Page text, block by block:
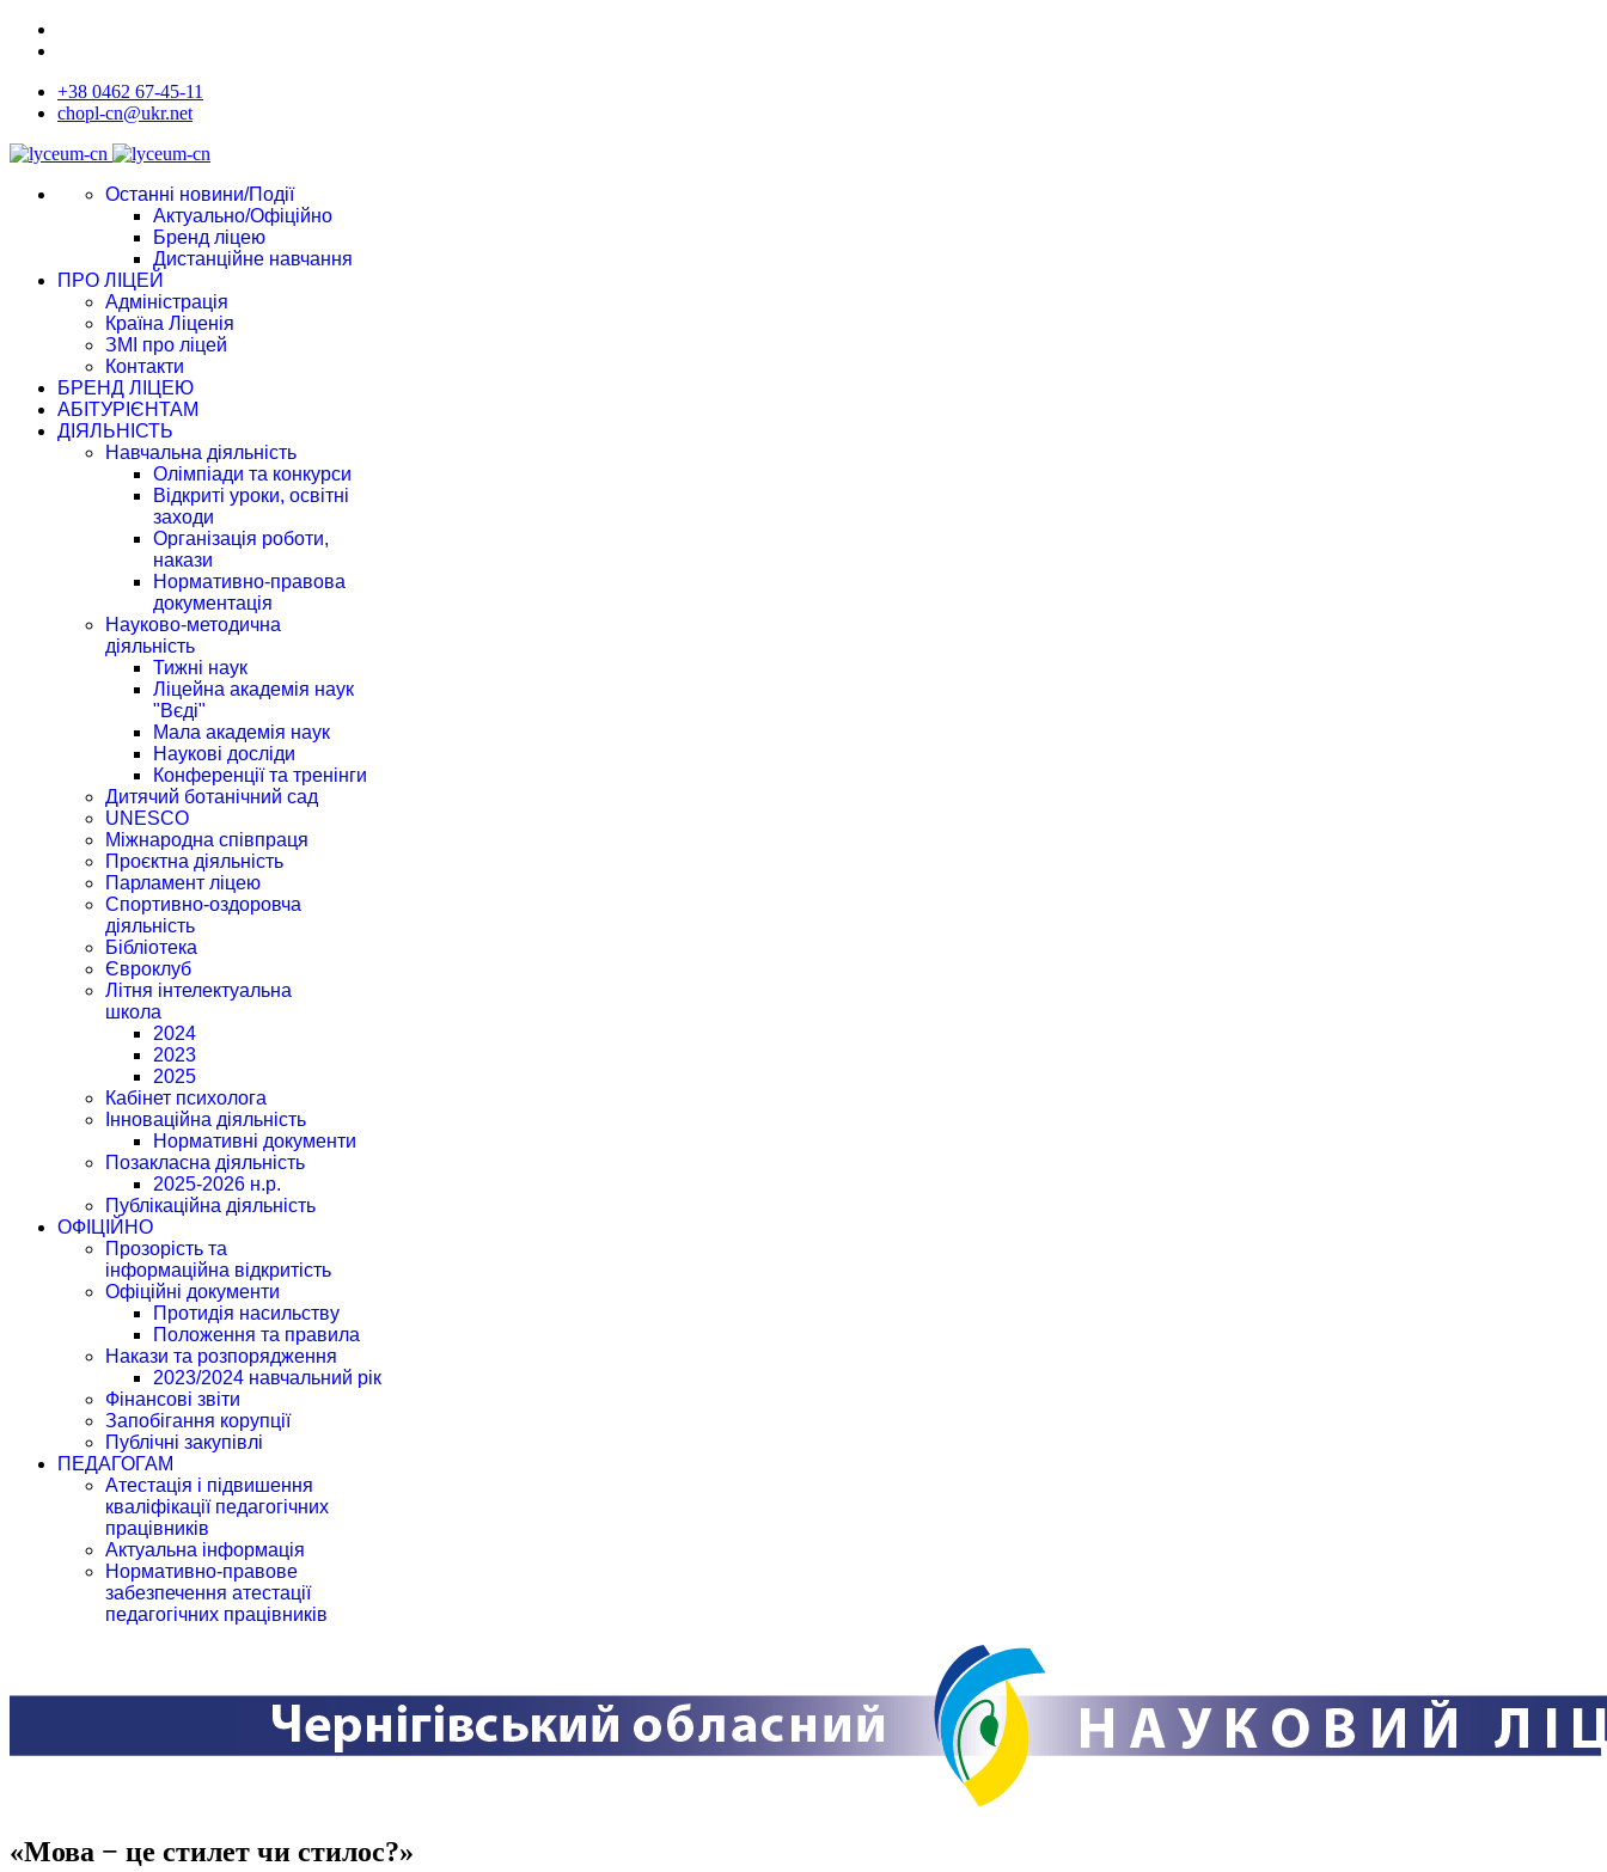
+38 0462 67-45-11
chopl-cn@ukr.net
Останні новини/Події
Актуально/Офіційно
Бренд ліцею
Дистанційне навчання
ПРО ЛІЦЕЙ
Адміністрація
Країна Ліценія
ЗМІ про ліцей
Контакти
БРЕНД ЛІЦЕЮ
АБІТУРІЄНТАМ
ДІЯЛЬНІСТЬ
Навчальна діяльність
Олімпіади та конкурси
Відкриті уроки, освітні
заходи
Організація роботи,
накази
Нормативно-правова
документація
Науково-методична
діяльність
Тижні наук
Ліцейна академія наук
"Вєді"
Мала академія наук
Наукові досліди
Конференції та тренінги
Дитячий ботанічний сад
UNESCO
Міжнародна співпраця
Проєктна діяльність
Парламент ліцею
Спортивно-оздоровча
діяльність
Бібліотека
Євроклуб
Літня інтелектуальна
школа
2024
2023
2025
Кабінет психолога
Інноваційна діяльність
Нормативні документи
Позакласна діяльність
2025-2026 н.р.
Публікаційна діяльність
ОФІЦІЙНО
Прозорість та
інформаційна відкритість
Офіційні документи
Протидія насильству
Положення та правила
Накази та розпорядження
2023/2024 навчальний рік
Фінансові звіти
Запобігання корупції
Публічні закупівлі
ПЕДАГОГАМ
Атестація і підвишення
кваліфікації педагогічних
працівників
Актуальна інформація
Нормативно-правове
забезпечення атестації
педагогічних працівників
«Мова − це стилет чи стилос?»